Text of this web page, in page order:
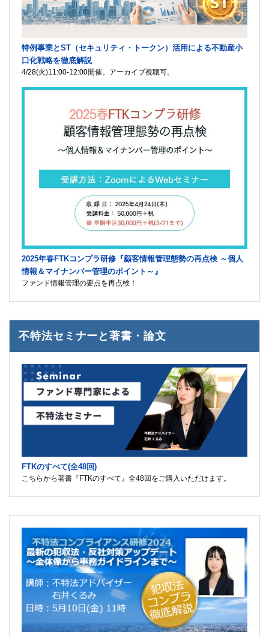
特例事業とST（セキュリティ・トークン）活用による不動産小
口化戦略を徹底解説
4/28(火)11:00-12:00開催。アーカイブ視聴可。
2025年春FTKコンプラ研修『顧客情報管理態勢の再点検 ～個人
情報＆マイナンバー管理のポイント～』
ファンド情報管理の要点を再点検！
不特法セミナーと著書・論文
FTKのすべて(全48回)
こちらから著書『FTKのすべて』全48回をご購入いただけます。